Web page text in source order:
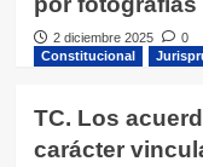
2 diciembre 2025
0
Constitucional
TC. Los
carácter